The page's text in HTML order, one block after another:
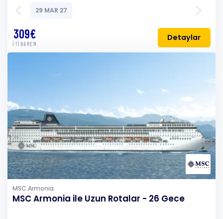
arrow_back_ios 29 MAR 27 arrow_forward_ios
309€
İTİBAREN
Detaylar
MSC Armonia
MSC Armonia ile Uzun Rotalar - 26 Gece